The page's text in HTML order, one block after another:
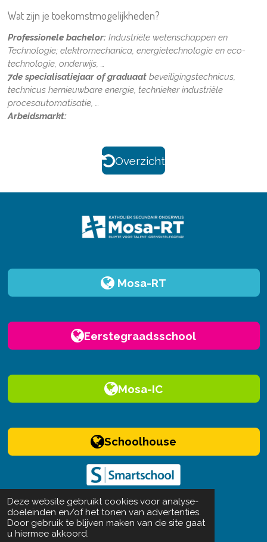
Deze website gebruikt cookies voor analyse-
doeleinden en/of het tonen van advertenties.
Door gebruik te blijven maken van de site gaat
u hiermee akkoord.
Wat zijn je toekomstmogelijkheden?
Professionele bachelor: Industriële wetenschappen en
Technologie; elektromechanica, energietechnologie en eco-
technologie, onderwijs, …
7de specialisatiejaar of graduaatbeveiligingstechnicus,
technicus hernieuwbare energie, technieker industriële
procesautomatisatie, …
Arbeidsmarkt:
Overzicht
Mosa-RT
Eerstegraadsschool
Mosa-IC
Schoolhouse
F
a
I
n
Y
o
L
Campus Mosa-RT, onderdeel van KaSO Mosa-RT